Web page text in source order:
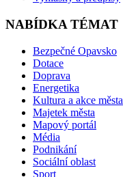
NABÍDKA TÉMAT
Bezpečné Opavsko
Dotace
Doprava
Energetika
Kultura a akce města
Majetek města
Mapový portál
Média
Podnikání
Sociální oblast
Sport